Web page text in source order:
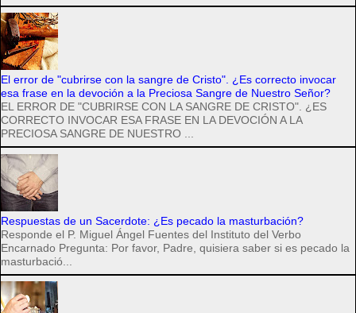
El error de "cubrirse con la sangre de Cristo". ¿Es correcto invocar
esa frase en la devoción a la Preciosa Sangre de Nuestro Señor?
EL ERROR DE "CUBRIRSE CON LA SANGRE DE CRISTO". ¿ES
CORRECTO INVOCAR ESA FRASE EN LA DEVOCIÓN A LA
PRECIOSA SANGRE DE NUESTRO ...
Respuestas de un Sacerdote: ¿Es pecado la masturbación?
Responde el P. Miguel Ángel Fuentes del Instituto del Verbo
Encarnado Pregunta: Por favor, Padre, quisiera saber si es pecado la
masturbació...